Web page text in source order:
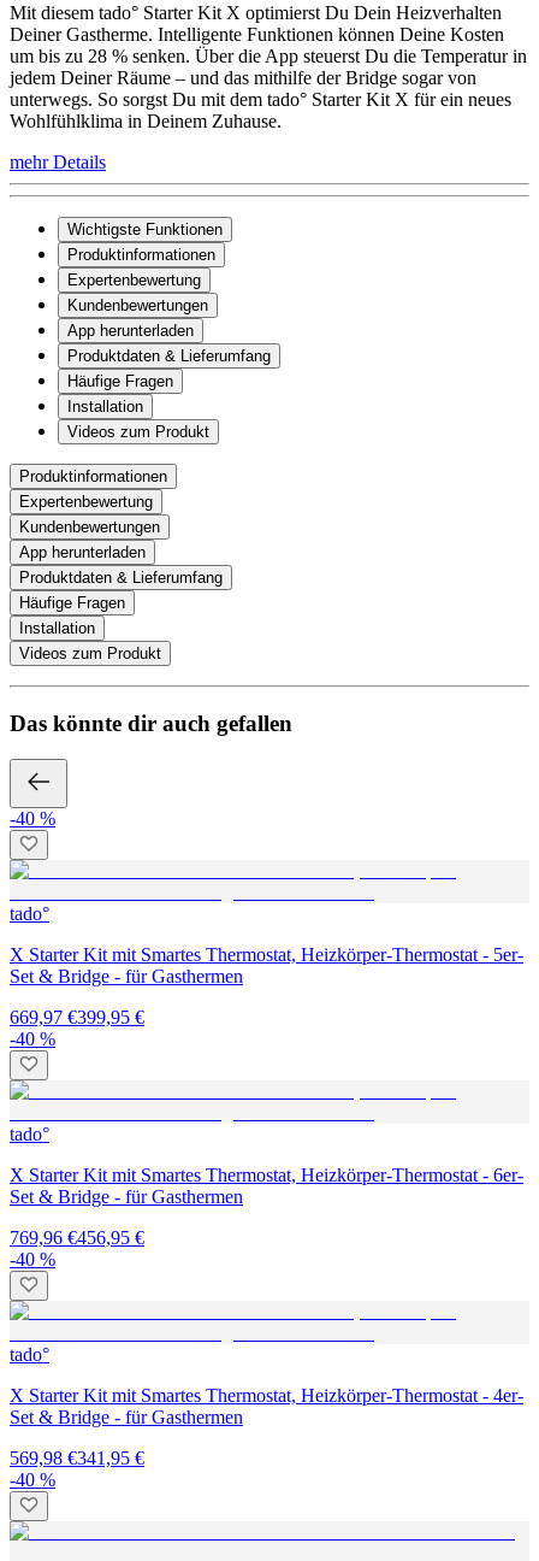
Mit diesem tado° Starter Kit X optimierst Du Dein Heizverhalten
Deiner Gastherme. Intelligente Funktionen können Deine Kosten
um bis zu 28 % senken. Über die App steuerst Du die Temperatur in
jedem Deiner Räume – und das mithilfe der Bridge sogar von
unterwegs. So sorgst Du mit dem tado° Starter Kit X für ein neues
Wohlfühlklima in Deinem Zuhause.
mehr Details
Wichtigste Funktionen
Produktinformationen
Expertenbewertung
Kundenbewertungen
App herunterladen
Produktdaten & Lieferumfang
Häufige Fragen
Installation
Videos zum Produkt
Produktinformationen
Expertenbewertung
Kundenbewertungen
App herunterladen
Produktdaten & Lieferumfang
Häufige Fragen
Installation
Videos zum Produkt
Das könnte dir auch gefallen
-40 %
tado°
X Starter Kit mit Smartes Thermostat, Heizkörper-Thermostat - 5er-
Set & Bridge - für Gasthermen
669,97 €399,95 €
-40 %
tado°
X Starter Kit mit Smartes Thermostat, Heizkörper-Thermostat - 6er-
Set & Bridge - für Gasthermen
769,96 €456,95 €
-40 %
tado°
X Starter Kit mit Smartes Thermostat, Heizkörper-Thermostat - 4er-
Set & Bridge - für Gasthermen
569,98 €341,95 €
-40 %